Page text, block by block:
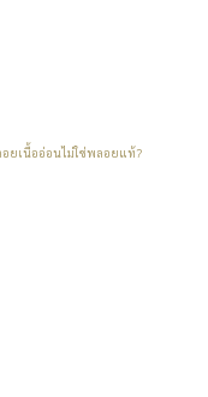
อยเนื้ออ่อนไม่ใช่พลอยแท้?